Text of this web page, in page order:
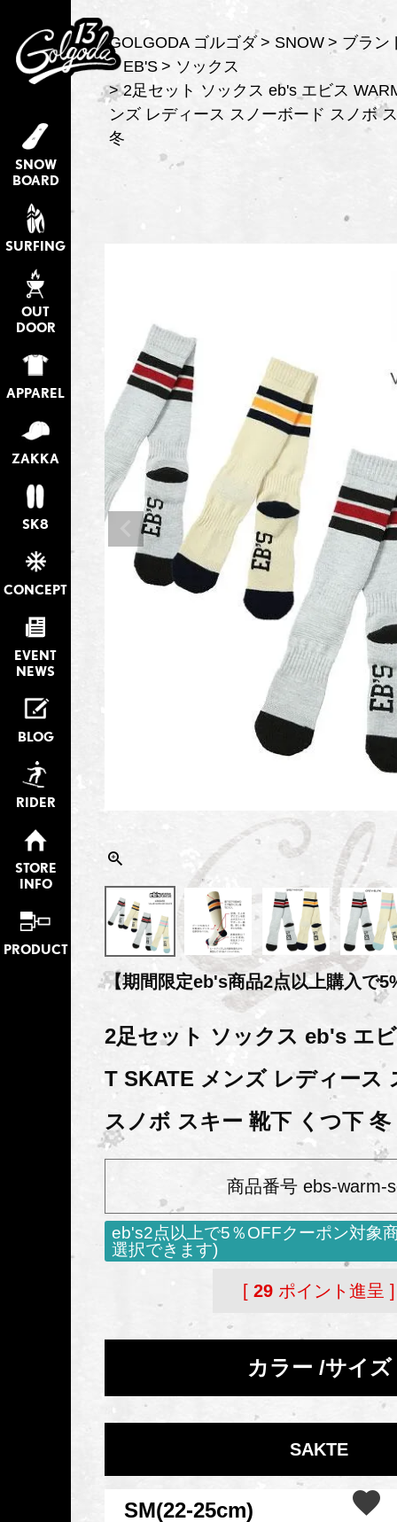
SNOW
BOARD
SURFING
OUT
DOOR
APPAREL
ZAKKA
SK8
CONCEPT
EVENT
NEWS
BLOG
RIDER
STORE
INFO
PRODUCT
GOLGODA ゴルゴダ SNOW
ブラン
EB'S
ソックス
2足セット ソックス eb's エビス
ンズ レディース スノーボード スノボ
冬
【期間限定eb's商品2点以上購入で
2足セット ソックス eb's エ
T SKATE メンズ レディース
スノボ スキー 靴下 くつ下 冬
商品番号 ebs-warm-
eb's2点以上で5％OFFクーポン対象
選択できます)
[ 29 ポイント進呈 ]
カラー サイズ
SAKTE
SM(22-25cm)